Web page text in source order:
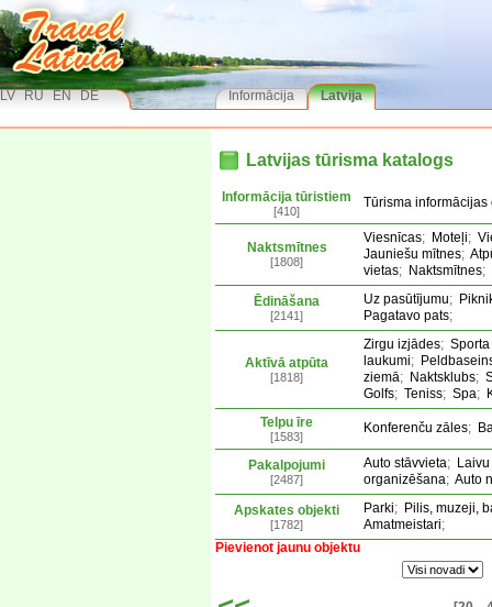
LV RU EN DE Informācija Latvija
Latvijas tūrisma katalogs
Informācija tūristiem
[410]
Tūrisma informācijas
Naktsmītnes
[1808]
Viesnīcas; Moteļi;
Jauniešu mītnes;
vietas; Naktsmītnes;
Ēdināšana
[2141]
Uz pasūtījumu;
Pagatavo pats;
Aktīvā atpūta
[1818]
Zirgu izjādes;
laukumi;
ziemā; Naktsklubs;
Golfs; Teniss; Spa;
Telpu īre
[1583]
Konferenču zāles;
Pakalpojumi
[2487]
Auto stāvvieta;
organizēšana; Auto
Apskates objekti
[1782]
Parki; Pilis, muzeji,
Amatmeistari;
Pievienot jaunu objektu